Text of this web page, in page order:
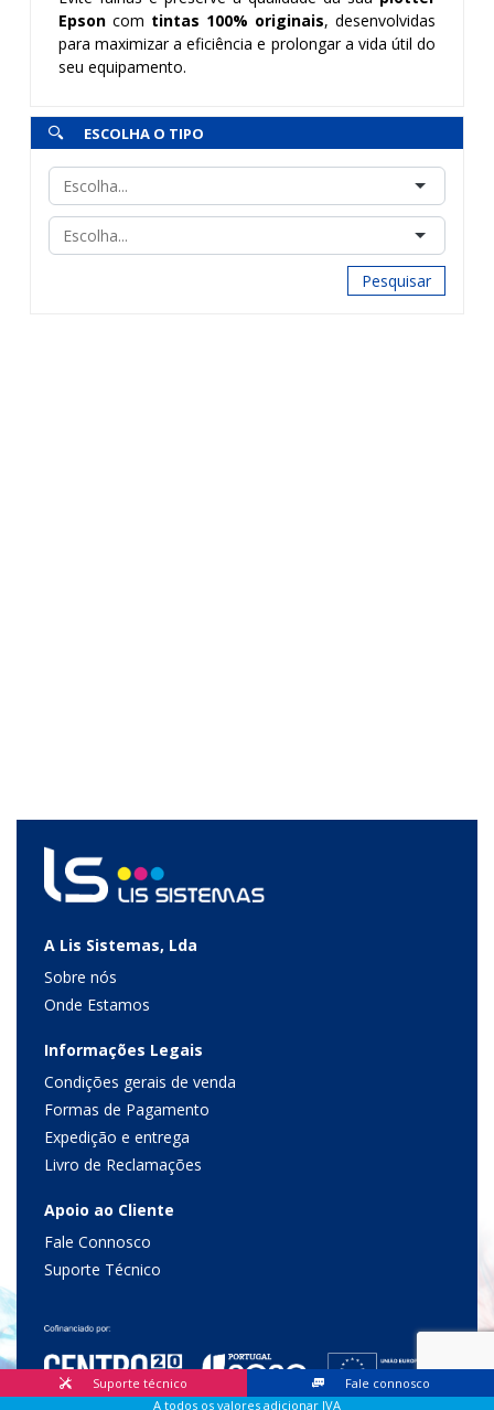
Epson com tintas 100% originais, desenvolvidas
para maximizar a eficiência e prolongar a vida útil do
seu equipamento.
ESCOLHA O TIPO
Pesquisar
A Lis Sistemas, Lda
Sobre nós
Onde Estamos
Informações Legais
Condições gerais de venda
Formas de Pagamento
Expedição e entrega
Livro de Reclamações
Apoio ao Cliente
Fale Connosco
Suporte Técnico
Suporte técnico
Fale connosco
A todos os valores adicionar IVA